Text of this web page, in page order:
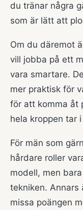
du tränar några
som är lätt att
Om du däremot
vill jobba på ett
vara smartare.
mer praktisk för
för att komma åt
hela kroppen tar
För män som
hårdare roller
modell, men
tekniken.
missa poängen